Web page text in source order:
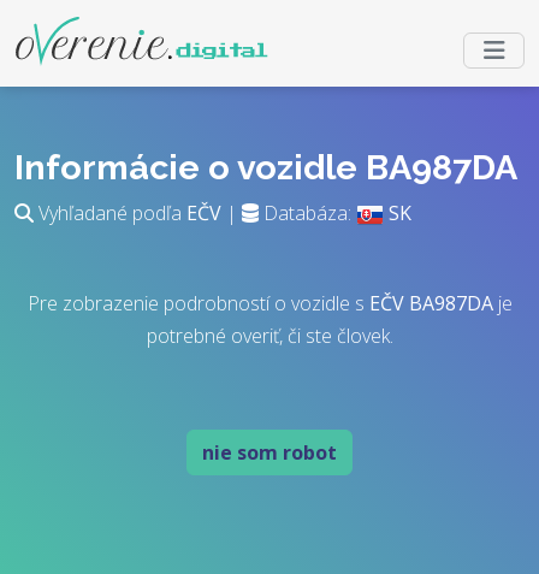
Informácie o vozidle BA987DA
Vyhľadané podľa EČV | Databáza: SK
Pre zobrazenie podrobností o vozidle s EČV BA987DAje
potrebné overiť, či ste človek.
nie som robot